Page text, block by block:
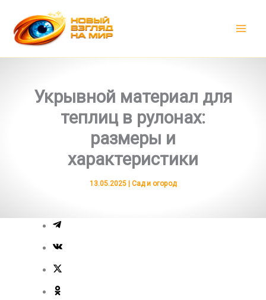
содержимому
Укрывной материал для
теплиц в рулонах:
размеры и
характеристики
13.05.2025 | Сад и огород